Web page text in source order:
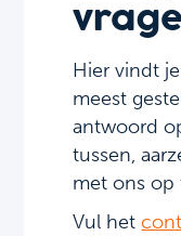
Hier vindt
meest
antwoord
tussen,
met ons op
Vul het